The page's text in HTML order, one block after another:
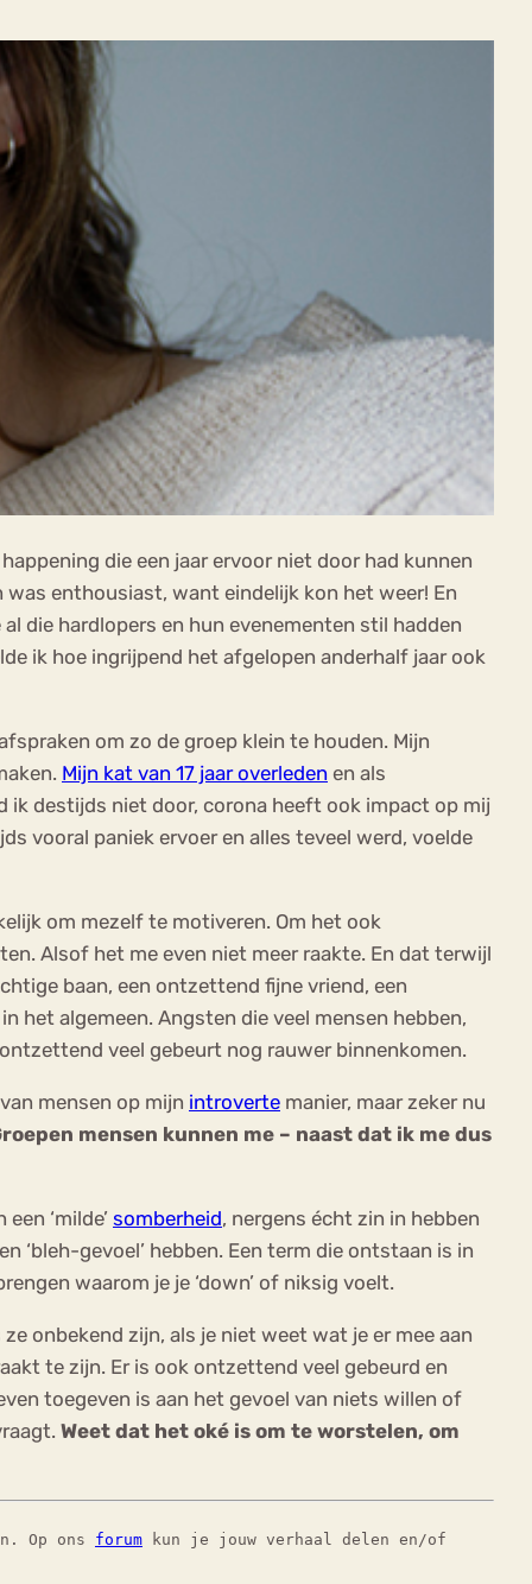
die een jaar ervoor niet door had kunnen
was enthousiast, want eindelijk kon het weer! En
die hardlopers en hun evenementen stil hadden
ik hoe ingrijpend het afgelopen anderhalf jaar ook
om zo de groep klein te houden. Mijn
Mijn kat van 17 jaar overleden en als
ik destijds niet door, corona heeft ook impact op mij
vooral paniek ervoer en alles teveel werd, voelde
om mezelf te motiveren. Om het ook
Alsof het me even niet meer raakte. En dat terwijl
baan, een ontzettend fijne vriend, een
het algemeen. Angsten die veel mensen hebben,
veel gebeurt nog rauwer binnenkomen.
mensen op mijn introverte manier, maar zeker nu
mensen kunnen me – naast dat ik me dus
‘milde’ somberheid, nergens écht zin in hebben
‘bleh-gevoel’ hebben. Een term die ontstaan is in
waarom je je ‘down’ of niksig voelt.
onbekend zijn, als je niet weet wat je er mee aan
te zijn. Er is ook ontzettend veel gebeurd en
toegeven is aan het gevoel van niets willen of
Weet dat het oké is om te worstelen, om
Op ons forum kun je jouw verhaal delen en/of